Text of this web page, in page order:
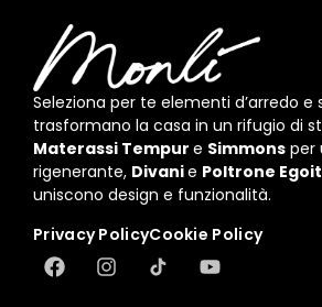
Seleziona per te elementi d’arredo
trasformano la casa in un rifugio di
Materassi Tempur e Simmons per
rigenerante, Divanie Poltrone
uniscono design e funzionalità.
Privacy PolicyCookie Policy